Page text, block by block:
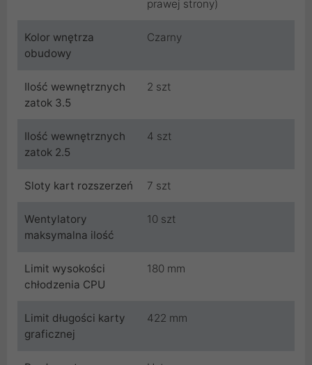
prawej strony)
Kolor wnętrza
obudowy
Czarny
Ilość wewnętrznych
zatok 3.5
2 szt
Ilość wewnętrznych
zatok 2.5
4 szt
Sloty kart rozszerzeń 7 szt
Wentylatory
maksymalna ilość
10 szt
Limit wysokości
chłodzenia CPU
180 mm
Limit długości karty
graficznej
422 mm